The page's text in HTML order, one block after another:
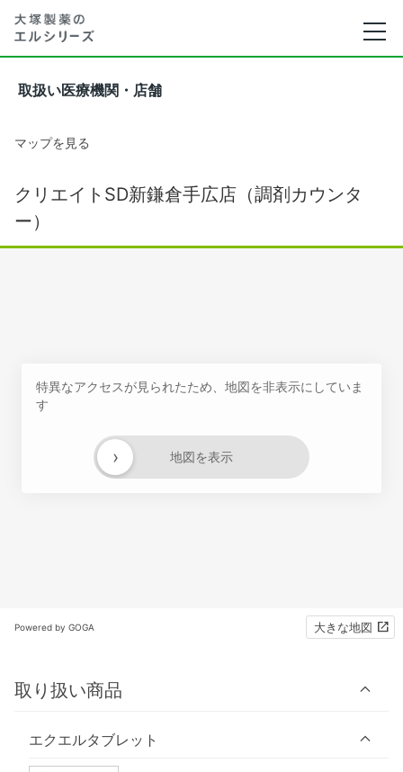
取扱い医療機関・店舗
マップを見る
クリエイトSD新鎌倉手広店（調剤カウンタ
ー）
特異なアクセスが見られたため、地図を非表示にしていま
す
地図を表示
›
Powered by GOGA 大きな地図
取り扱い商品
エクエルタブレット